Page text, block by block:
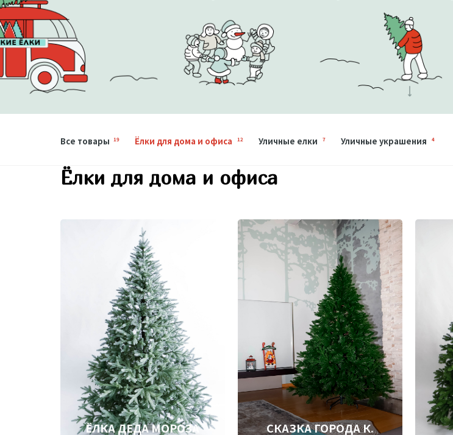
Все товары 19 Ёлки для дома и офиса 12 Уличные елки 7 Уличные украшения 4
Ёлки для дома и офиса
ЁЛКА ДЕДА МОРОЗА СКАЗКА ГОРОДА К.